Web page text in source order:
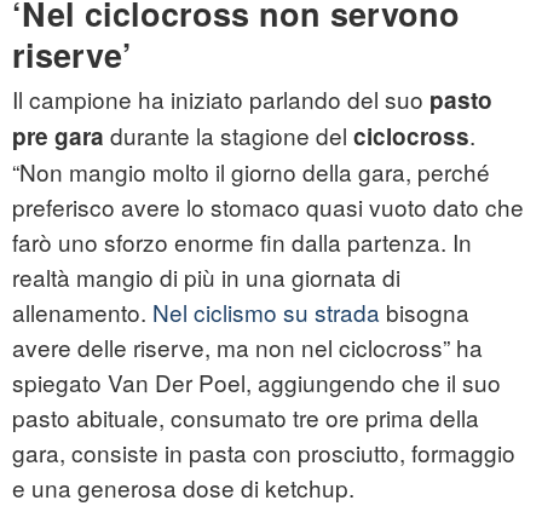
‘Nel ciclocross non servono
riserve’
Il campione ha iniziato parlando del suo pasto
pre gara durante la stagione del ciclocross.
“Non mangio molto il giorno della gara, perché
preferisco avere lo stomaco quasi vuoto dato che
farò uno sforzo enorme fin dalla partenza. In
realtà mangio di più in una giornata di
allenamento. Nel ciclismo su strada bisogna
avere delle riserve, ma non nel ciclocross” ha
spiegato Van Der Poel, aggiungendo che il suo
pasto abituale, consumato tre ore prima della
gara, consiste in pasta con prosciutto, formaggio
e una generosa dose di ketchup.